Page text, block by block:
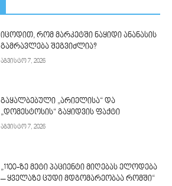
იცოდით, რომ მარკეტში ნაყიდი ანანასის
გამრავლება შეგვიძლია?
აგვისტო 7, 2026
გაყალბებული „არიელისა“ და
„დომესტოსის“ გაყიდვის ფაქტი
აგვისტო 7, 2026
„1100-ზე მეტი პაციენტი მიღებას ელოდება
– ყველაზე ცუდი მდგომარეობაა რომში“